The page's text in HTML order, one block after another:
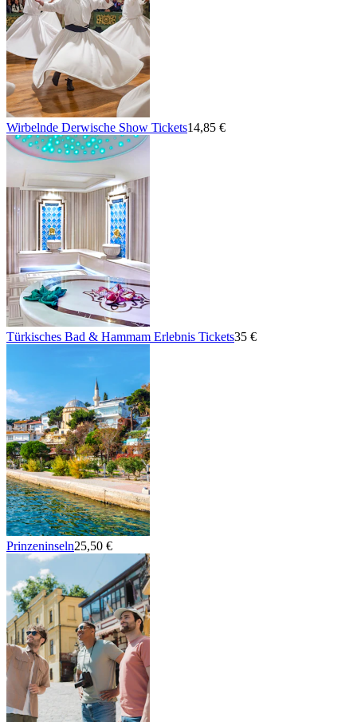
Wirbelnde Derwische Show Tickets14,85 €
Türkisches Bad & Hammam Erlebnis Tickets35 €
Prinzeninseln25,50 €